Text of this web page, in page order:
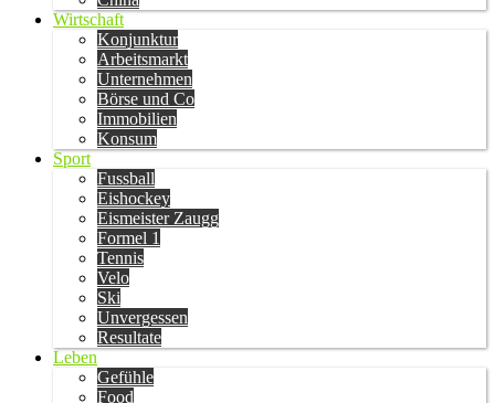
Wirtschaft
Konjunktur
Arbeitsmarkt
Unternehmen
Börse und Co
Immobilien
Konsum
Sport
Fussball
Eishockey
Eismeister Zaugg
Formel 1
Tennis
Velo
Ski
Unvergessen
Resultate
Leben
Gefühle
Food